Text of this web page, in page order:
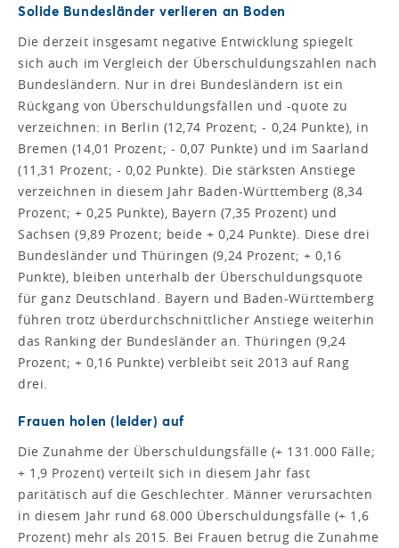
Solide Bundesländer verlieren an Boden
Die derzeit insgesamt negative Entwicklung spiegelt
sich auch im Vergleich der Überschuldungszahlen nach
Bundesländern. Nur in drei Bundesländern ist ein
Rückgang von Überschuldungsfällen und -quote zu
verzeichnen: in Berlin (12,74 Prozent; - 0,24 Punkte), in
Bremen (14,01 Prozent; - 0,07 Punkte) und im Saarland
(11,31 Prozent; - 0,02 Punkte). Die stärksten Anstiege
verzeichnen in diesem Jahr Baden-Württemberg (8,34
Prozent; + 0,25 Punkte), Bayern (7,35 Prozent) und
Sachsen (9,89 Prozent; beide + 0,24 Punkte). Diese drei
Bundesländer und Thüringen (9,24 Prozent; + 0,16
Punkte), bleiben unterhalb der Überschuldungsquote
für ganz Deutschland. Bayern und Baden-Württemberg
führen trotz überdurchschnittlicher Anstiege weiterhin
das Ranking der Bundesländer an. Thüringen (9,24
Prozent; + 0,16 Punkte) verbleibt seit 2013 auf Rang
drei.
Frauen holen (leider) auf
Die Zunahme der Überschuldungsfälle (+ 131.000 Fälle;
+ 1,9 Prozent) verteilt sich in diesem Jahr fast
paritätisch auf die Geschlechter. Männer verursachten
in diesem Jahr rund 68.000 Überschuldungsfälle (+ 1,6
Prozent) mehr als 2015. Bei Frauen betrug die Zunahme